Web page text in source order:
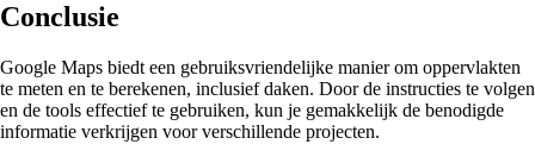
Conclusie
Google Maps biedt een gebruiksvriendelijke manier om oppervlakten
te meten en te berekenen, inclusief daken. Door de instructies te volgen
en de tools effectief te gebruiken, kun je gemakkelijk de benodigde
informatie verkrijgen voor verschillende projecten.